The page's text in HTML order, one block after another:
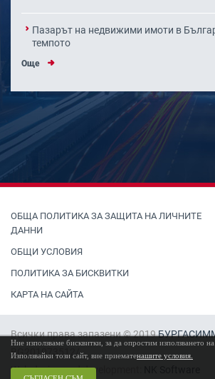
Пазарът на недвижими имоти в
темпото
Още
ОБЩА ПОЛИТИКА ЗА ЗАЩИТА НА ЛИЧНИТЕ
ДАННИ
ОБЩИ УСЛОВИЯ
ПОЛИТИКА ЗА БИСКВИТКИ
КАРТА НА САЙТА
Всички права запазени © 2019
BG201073512/
Web design and development:
Ние използваме бисквитки, за да опростим използването
Използвайки този сайт, вие приематенашите условия.